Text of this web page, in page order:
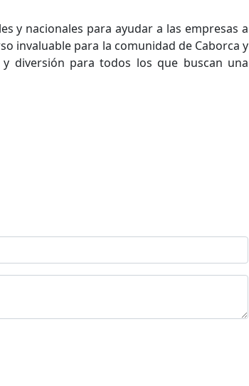
y nacionales para ayudar a las empresas a
invaluable para la comunidad de Caborca y
diversión para todos los que buscan una